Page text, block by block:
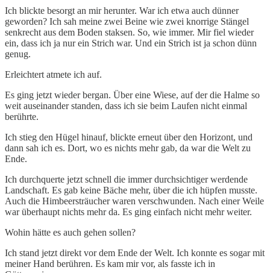
Ich blickte besorgt an mir herunter. War ich etwa auch dünner
geworden? Ich sah meine zwei Beine wie zwei knorrige Stängel
senkrecht aus dem Boden staksen. So, wie immer. Mir fiel wieder
ein, dass ich ja nur ein Strich war. Und ein Strich ist ja schon dünn
genug.
Erleichtert atmete ich auf.
Es ging jetzt wieder bergan. Über eine Wiese, auf der die Halme so
weit auseinander standen, dass ich sie beim Laufen nicht einmal
berührte.
Ich stieg den Hügel hinauf, blickte erneut über den Horizont, und
dann sah ich es. Dort, wo es nichts mehr gab, da war die Welt zu
Ende.
Ich durchquerte jetzt schnell die immer durchsichtiger werdende
Landschaft. Es gab keine Bäche mehr, über die ich hüpfen musste.
Auch die Himbeersträucher waren verschwunden. Nach einer Weile
war überhaupt nichts mehr da. Es ging einfach nicht mehr weiter.
Wohin hätte es auch gehen sollen?
Ich stand jetzt direkt vor dem Ende der Welt. Ich konnte es sogar mit
meiner Hand berühren. Es kam mir vor, als fasste ich in